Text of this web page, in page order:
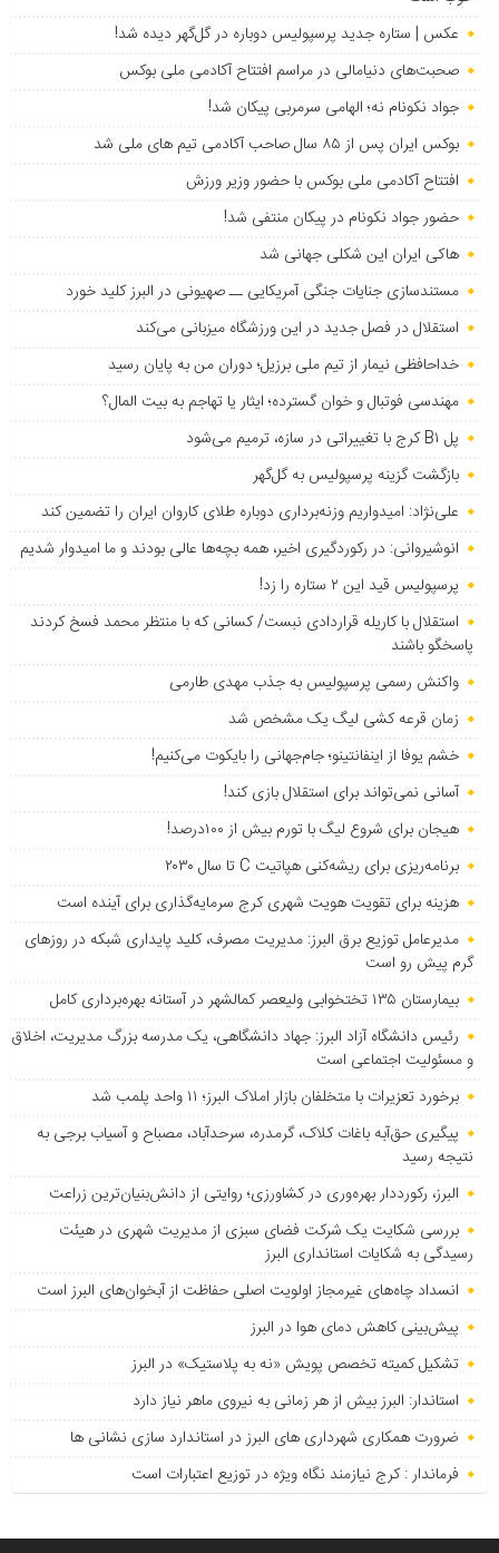
عکس | ستاره جدید پرسپولیس دوباره در گل‌گهر دیده شد!
صحبت‌های دنیامالی در مراسم افتتاح آکادمی ملی بوکس
جواد نکونام نه؛ الهامی سرمربی پیکان شد!
بوکس ایران پس از ۸۵ سال صاحب آکادمی تیم های ملی شد
افتتاح آکادمی ملی بوکس با حضور وزیر ورزش
حضور جواد نکونام در پیکان منتفی شد!
هاکی ایران این شکلی جهانی شد
مستندسازی جنایات جنگی آمریکایی ــ صهیونی در البرز کلید خورد
استقلال در فصل جدید در این ورزشگاه میزبانی می‌کند
خداحافظی نیمار از تیم ملی برزیل؛ دوران من به پایان رسید
مهندسی فوتبال و خوان گسترده؛ ایثار یا تهاجم به بیت المال؟
پل B۱ کرج با تغییراتی در سازه، ترمیم می‌شود
بازگشت گزینه پرسپولیس به ‌گل‌گهر
علی‌نژاد: امیدواریم وزنه‌برداری دوباره طلای کاروان ایران را تضمین کند
انوشیروانی: در رکوردگیری اخیر، همه بچه‌ها عالی بودند و ما امیدوار شدیم
پرسپولیس قید این ۲ ستاره را زد!
استقلال با کاریله قراردادی نبست/ کسانی که با منتظر محمد فسخ کردند
پاسخگو باشند
واکنش رسمی پرسپولیس به جذب مهدی طارمی
زمان قرعه کشی لیگ یک مشخص شد
خشم یوفا از اینفانتینو؛ جام‌جهانی را بایکوت می‌کنیم!
آسانی نمی‌تواند برای استقلال بازی کند!
هیجان برای شروع لیگ با تورم بیش از ۱۰۰درصد!
برنامه‌ریزی برای ریشه‌کنی هپاتیت C تا سال ۲۰۳۰
هزینه برای تقویت هویت شهری کرج سرمایه‌گذاری برای آینده است
مدیرعامل توزیع برق البرز: مدیریت مصرف، کلید پایداری شبکه در روزهای
گرم پیش رو است
بیمارستان ۱۳۵ تختخوابی ولیعصر کمالشهر در آستانه بهره‌برداری کامل
رئیس دانشگاه آزاد البرز: جهاد دانشگاهی، یک مدرسه بزرگ مدیریت، اخلاق
و مسئولیت اجتماعی است
برخورد تعزیرات با متخلفان بازار املاک البرز؛ ۱۱ واحد پلمب شد
پیگیری حق‌آبه باغات کلاک، گرمدره، سرحدآباد، مصباح و آسیاب برجی به
نتیجه رسید
البرز، رکورددار بهره‌وری در کشاورزی؛ روایتی از دانش‌بنیان‌ترین زراعت
بررسی شکایت یک شرکت فضای سبزی از مدیریت شهری در هیئت
رسیدگی به شکایات استانداری البرز
انسداد چاه‌های غیرمجاز اولویت اصلی حفاظت از آبخوان‌های البرز است
پیش‌بینی کاهش دمای هوا در البرز
تشکیل کمیته تخصص پویش «نه به پلاستیک» در البرز
استاندار: البرز بیش از هر زمانی به نیروی ماهر نیاز دارد
ضرورت همکاری شهرداری های البرز در استاندارد سازی نشانی ها
فرماندار : کرج نیازمند نگاه ویژه در توزیع اعتبارات است